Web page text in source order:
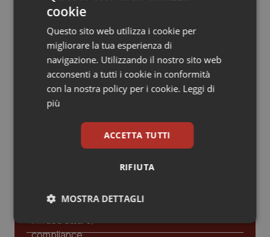
Oncologia & Nutrizione
Psoriasi & pelle
Quotidiano Cardiologia
Quotidiano Chirurgia
Rene & patologie urogenitali
ospedali
Sanità integrativa. Le opposizioni
presentano la loro proposta di
risoluzione. Zaffini (FdI): “Rinviare per
trovare convergenza”
Ultime analisi e review da QS Pro
compliance, GDPR e Risk management
cookie
Questo sito web utilizza i cookie per
migliorare la tua esperienza di
navigazione. Utilizzando il nostro sito web
acconsenti a tutti i cookie in conformità
con la nostra policy per i cookie. Leggi di
più
ACCETTA TUTTI
RIFIUTA
MOSTRA DETTAGLI
Necessari Statistici Marketing